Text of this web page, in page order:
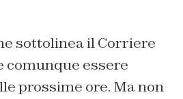
sottolinea ilCorriere
comunque essere
prossime ore. Ma non